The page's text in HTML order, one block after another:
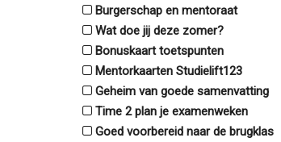
Burgerschap en mentoraat
Wat doe jij deze zomer?
Bonuskaart toetspunten
Mentorkaarten Studielift123
Geheim van goede samenvatting
Time 2 plan je examenweken
Goed voorbereid naar de brugklas